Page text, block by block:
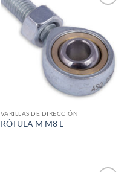
VARILLAS DE DIRECCIÓN
RÓTULA M M8 L